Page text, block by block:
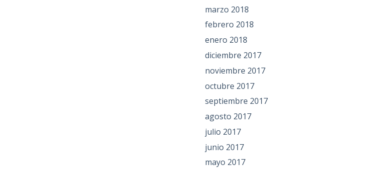
marzo 2018
febrero 2018
enero 2018
diciembre 2017
noviembre 2017
octubre 2017
septiembre 2017
agosto 2017
julio 2017
junio 2017
mayo 2017